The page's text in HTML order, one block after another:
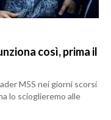
così, prima il
M5S nei giorni scorsi
lo scioglieremo alle